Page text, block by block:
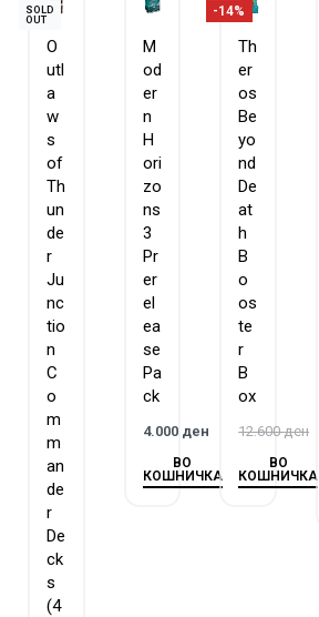
SOLD
OUT
O
utl
a
w
s
of
Th
un
de
r
Ju
nc
tio
n
C
o
m
m
an
de
r
De
ck
s
(4
M
od
er
n
H
ori
zo
ns
3
Pr
er
el
ea
se
Pa
ck
4.000 ден
ВО
КОШНИЧКА
-14%
Th
er
os
Be
yo
nd
De
at
h
B
o
os
te
r
B
ox
12.600ден
ВО
КОШНИЧКА